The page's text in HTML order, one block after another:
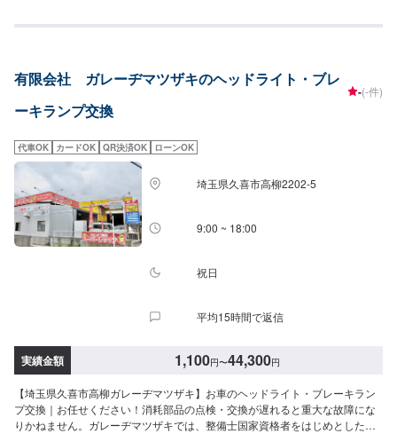
にお客様の大切な思い出を乗せた日常を彩る大切な相棒であり、熟練の職人
した上で、長年培った技術力を駆使して最適な方法のご提案をさせていただ
きます。スバル車に関しましては他社様でお断りされる様な内容でも承って
います。ぜひ、お問い合わせください！--------------------------------------------------
だければ作業開始【4】仕上がり次第納車----納期について-----納期は通常即日
で納車となります。作業内容により納期が前後する場合がございます。予
め、ご了承ください。-----パーツ持ち込みについて-----パーツの持ち込み可能
です。オファーにて詳細をお願い致します。-----代車について-----無料の代車
をご用意しています。お車の作業中は代車をご利用ください。※代車の燃料代
はお客様にご負担いただいております。-----ご来店時の注意、受付方法-----当
工場は竹のくら様を過ぎ左手にMMM様の看板がある所を右折していただけれ
場合はお電話いただければと思います。入庫の際はお気をつけてお越しくだ
たします。【定休日・営業時間】定休日：日曜日、祝日営業時間：
有限会社 ガレーヂマツザキのヘッドライト・ブレ
ーキランプ交換
-(-件)
代車OK カードOK QR決済OK ローンOK
埼玉県久喜市高柳2202-5
9:00 ~ 18:00
祝日
平均15時間で返信
実績金額 1,100円〜44,300円
【埼玉県久喜市高柳ガレーヂマツザキ】お車のヘッドライト・ブレーキラン
プ交換｜お任せください！消耗部品の点検・交換が遅れると重大な故障にな
りかねません。ガレーヂマツザキでは、整備士国家資格者をはじめとした専